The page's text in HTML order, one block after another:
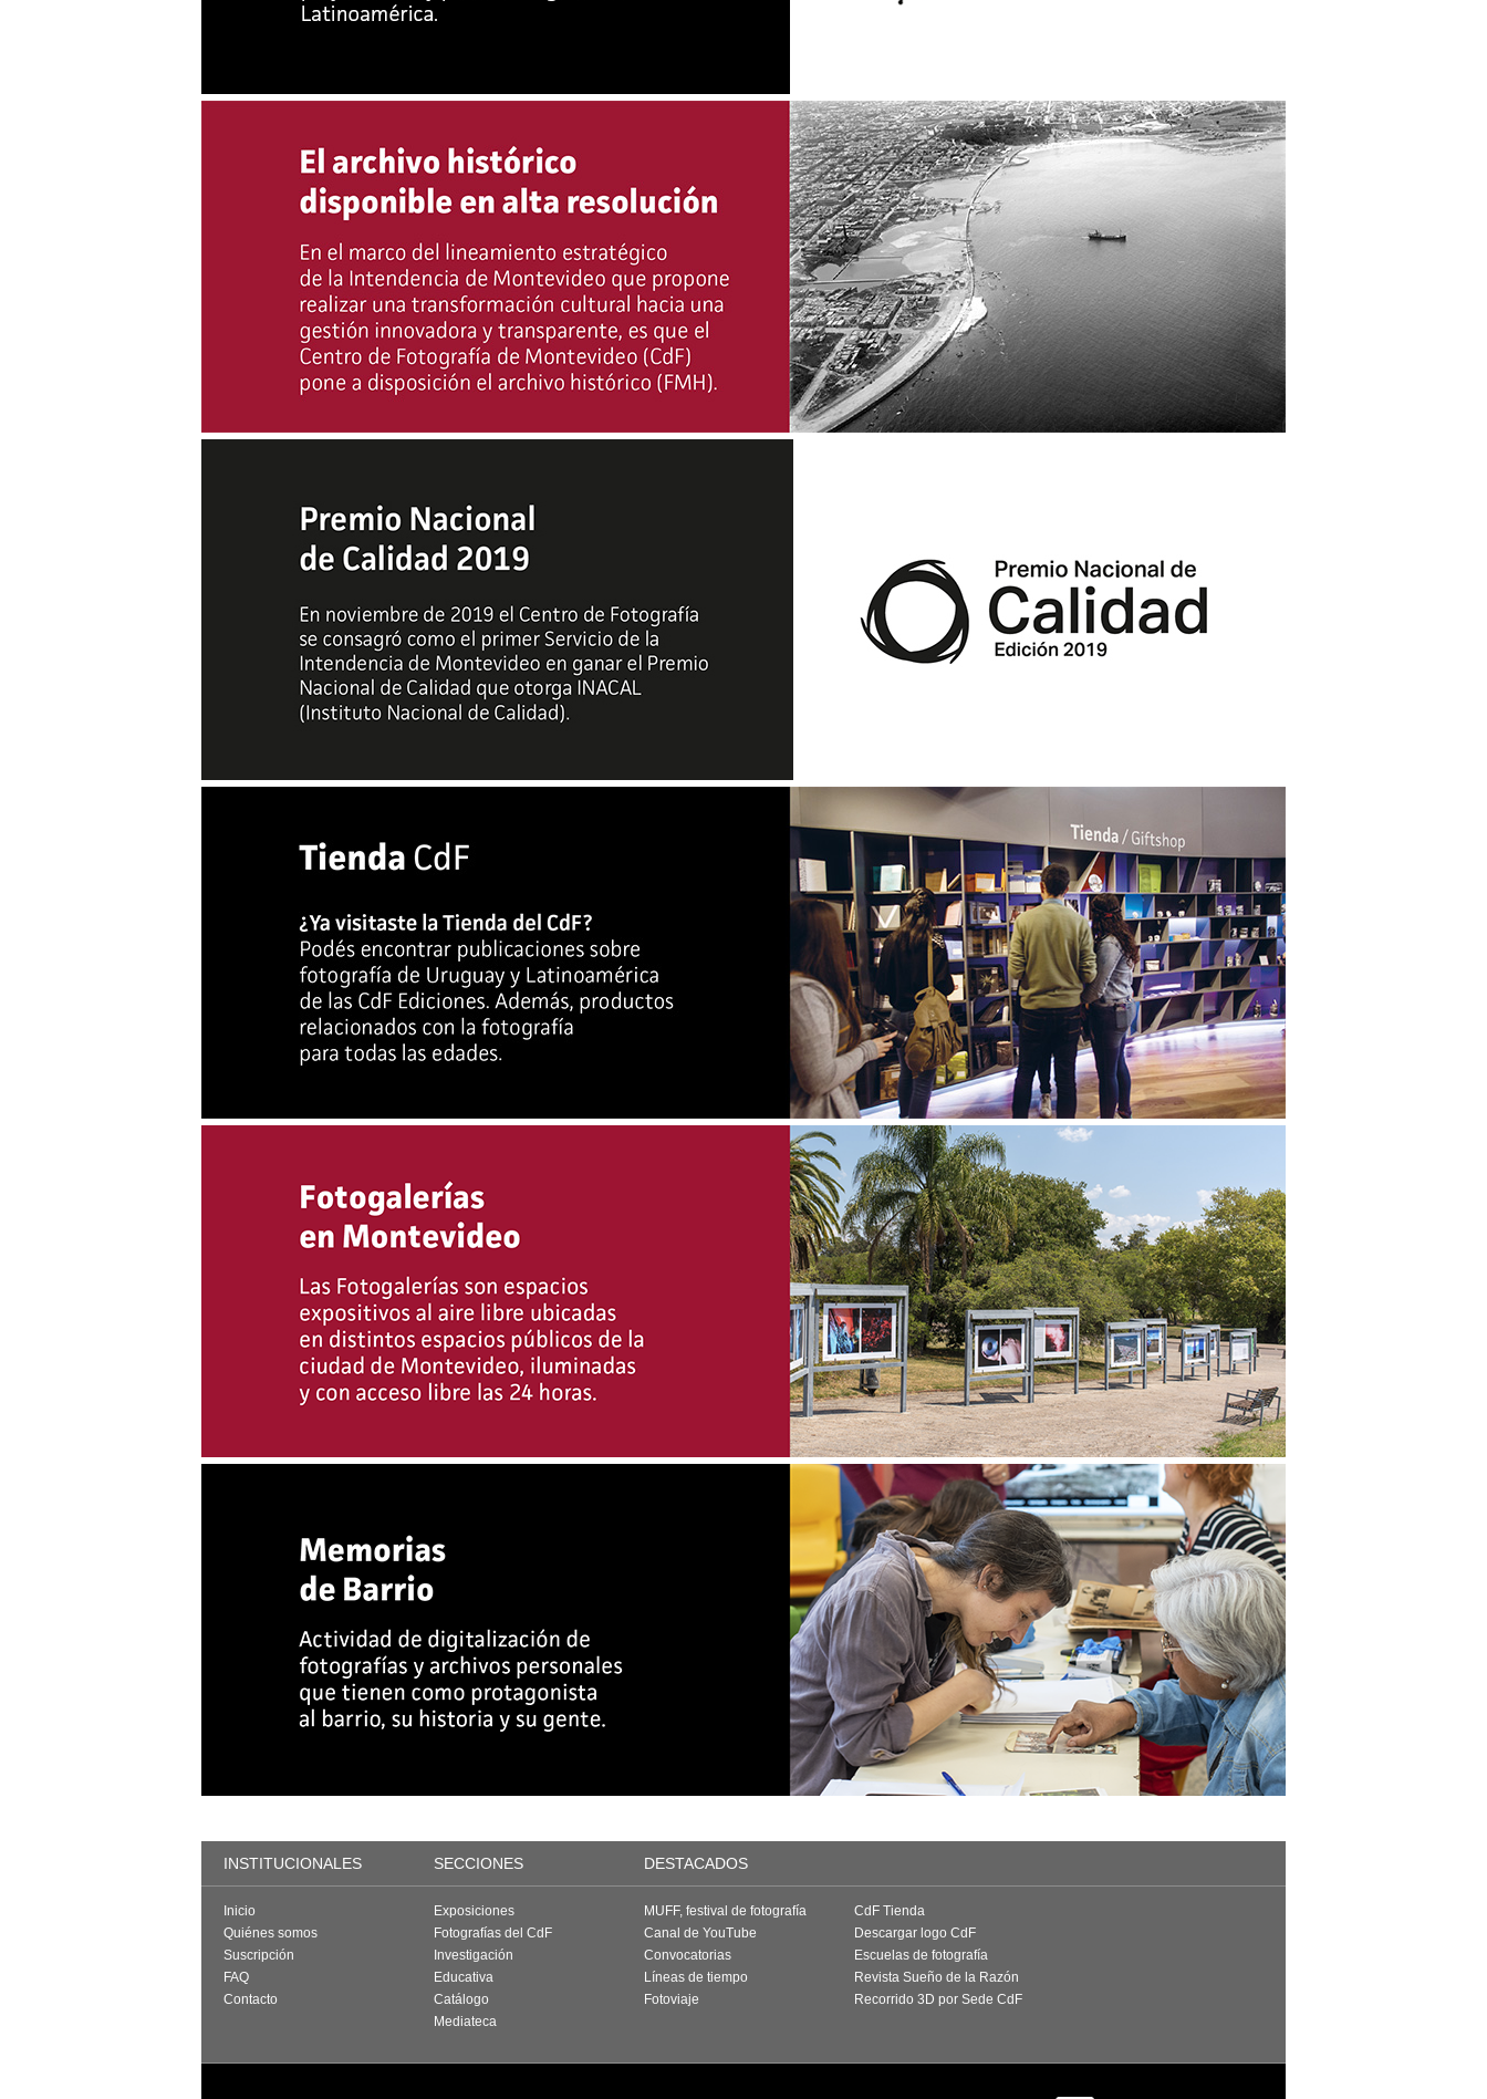
INSTITUCIONALES SECCIONES DESTACADOS
Inicio
Quiénes somos
Suscripción
FAQ
Contacto
Exposiciones
Fotografías del CdF
Investigación
Educativa
Catálogo
Mediateca
MUFF, festival de fotografía
Canal de YouTube
Convocatorias
Líneas de tiempo
Fotoviaje
CdF Tienda
Descargar logo CdF
Escuelas de fotografía
Revista Sueño de la Razón
Recorrido 3D por Sede CdF